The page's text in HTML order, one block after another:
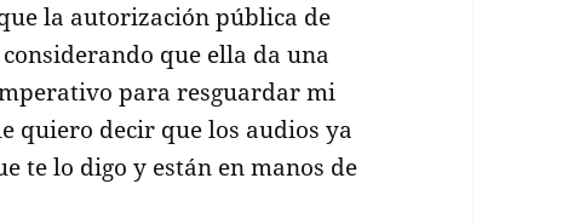
la autorización pública de
que ella da una
para resguardar mi
quiero decir que los audios ya
te lo digo y están en manos de